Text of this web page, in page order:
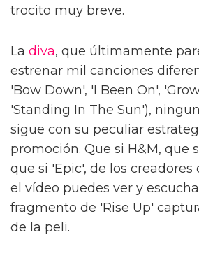
trocito muy breve.
La diva, que últimamente
estrenar mil canciones
'Bow Down', 'I Been On',
'Standing In The Sun'),
sigue con su peculiar
promoción. Que si H&M, que
que si 'Epic', de los creadores
el vídeo puedes ver y
fragmento de 'Rise Up'
de la peli.